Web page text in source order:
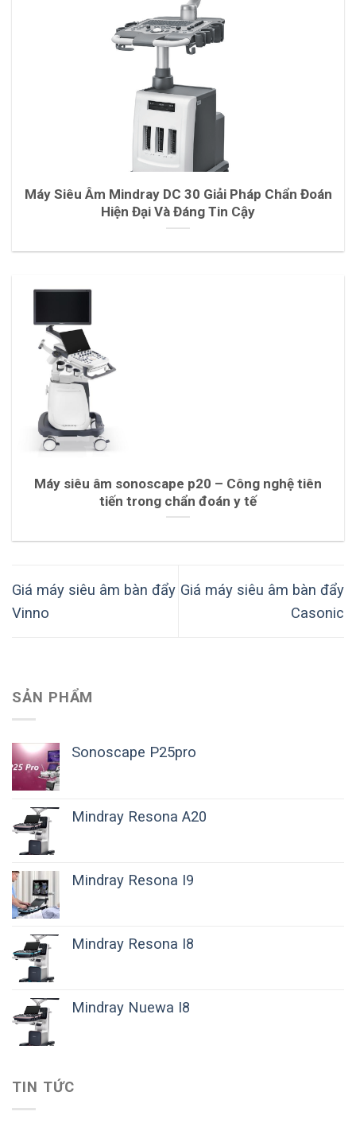
Máy Siêu Âm Mindray DC 30 Giải Pháp Chẩn Đoán
Hiện Đại Và Đáng Tin Cậy
Máy siêu âm sonoscape p20 – Công nghệ tiên
tiến trong chẩn đoán y tế
Giá máy siêu âm bàn đẩy
Vinno
Giá máy siêu âm bàn đẩy
Casonic
SẢN PHẨM
Sonoscape P25pro
Mindray Resona A20
Mindray Resona I9
Mindray Resona I8
Mindray Nuewa I8
TIN TỨC